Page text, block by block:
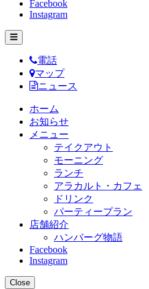
Facebook
Instagram
☰
電話
マップ
ニュース
ホーム
お知らせ
メニュー
テイクアウト
モーニング
ランチ
アラカルト・カフェ
ドリンク
パーティープラン
店舗紹介
ハンバーグ物語
Facebook
Instagram
Close